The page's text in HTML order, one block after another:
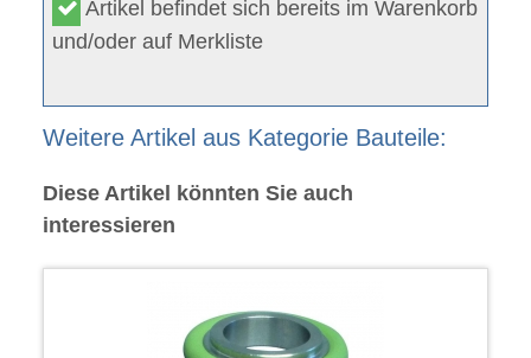
Artikel befindet sich bereits im Warenkorb
und/oder auf Merkliste
Weitere Artikel aus Kategorie Bauteile:
Diese Artikel könnten Sie auch
interessieren